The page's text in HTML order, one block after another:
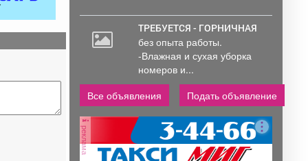
ТРЕБУЕТСЯ - ГОРНИЧНАЯ
без опыта работы.
-Влажная и сухая уборка
номеров и...
Все объявления
Подать объявление
реклама